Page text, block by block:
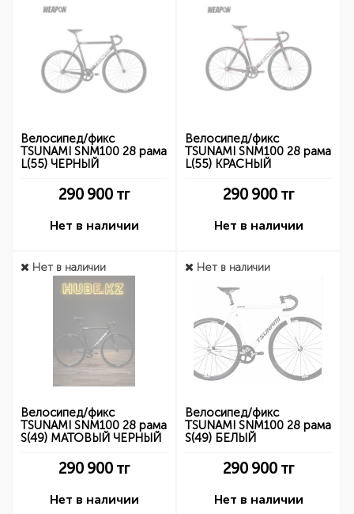
Велосипед/фикс
TSUNAMI SNM100 28 рама
L(55) ЧЕРНЫЙ
290 900 тг
Нет в наличии
Велосипед/фикс
TSUNAMI SNM100 28 рама
L(55) КРАСНЫЙ
290 900 тг
Нет в наличии
Нет в наличии
Велосипед/фикс
TSUNAMI SNM100 28 рама
S(49) МАТОВЫЙ ЧЕРНЫЙ
290 900 тг
Нет в наличии
Нет в наличии
Велосипед/фикс
TSUNAMI SNM100 28 рама
S(49) БЕЛЫЙ
290 900 тг
Нет в наличии